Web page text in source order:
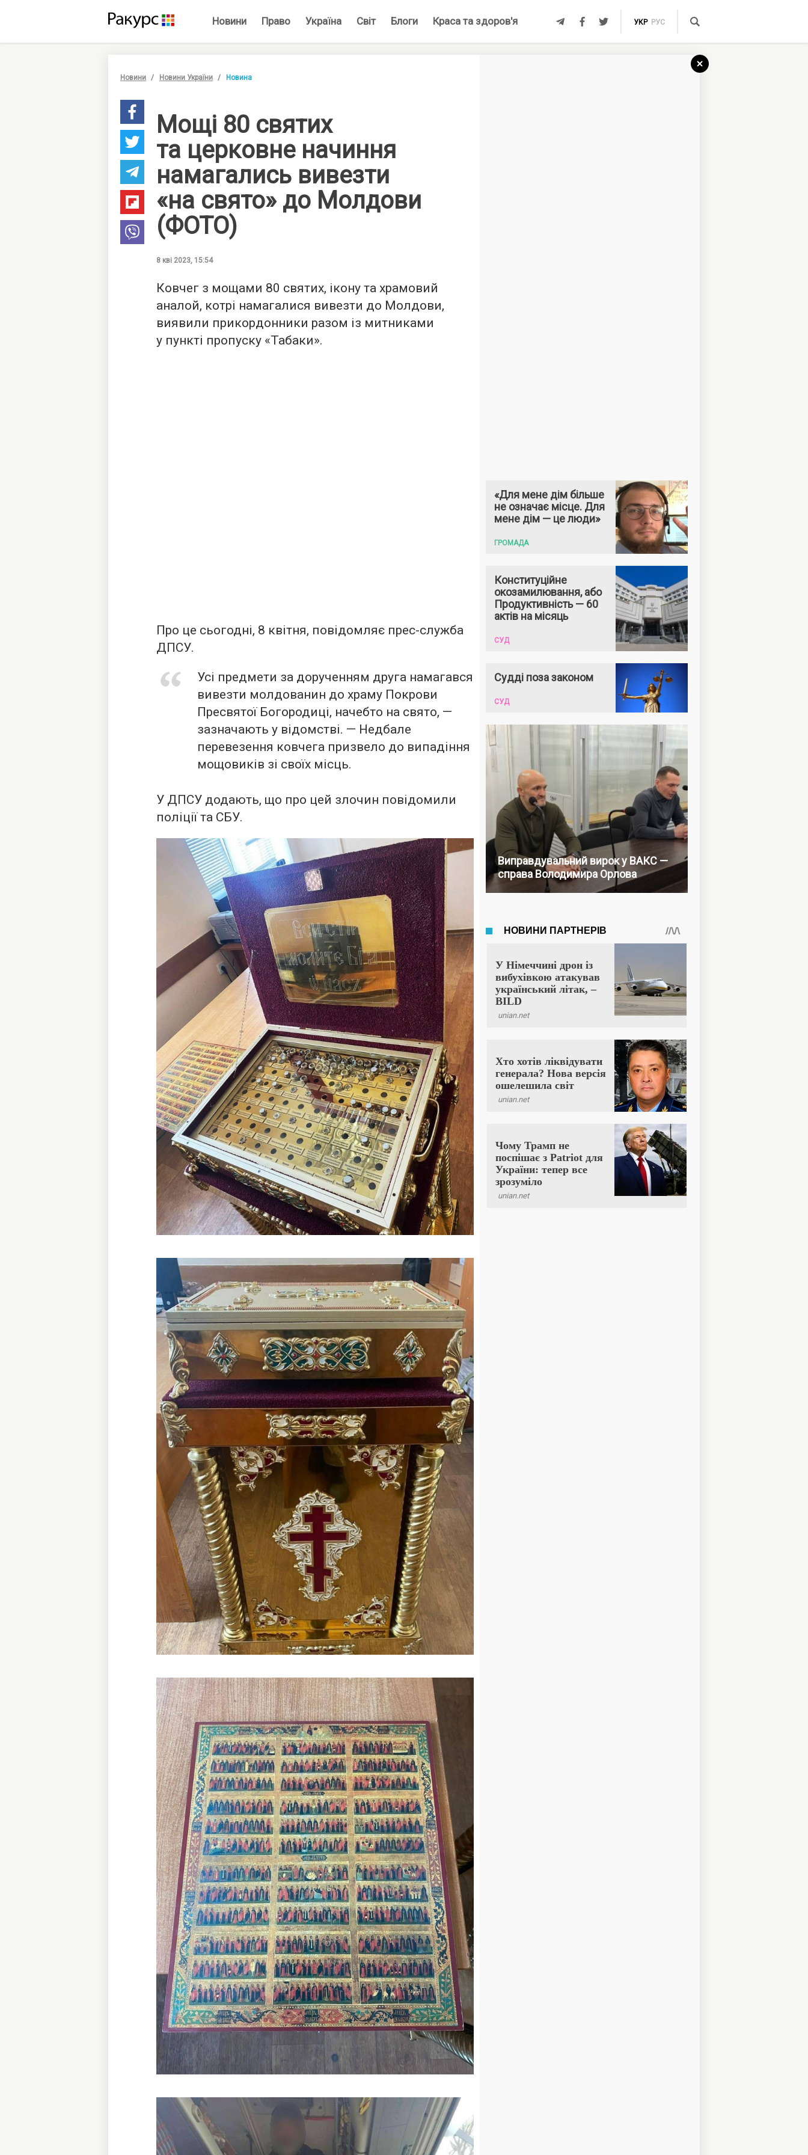
Новини Право Україна Світ Блоги Краса та здоров'я УКР РУС
Новини Новини України Новина
Мощі 80 святих
та церковне начиння
намагались вивезти
«на свято» до Молдови
(ФОТО)
8 кві 2023, 15:54
Ковчег з мощами 80 святих, ікону та храмовий
аналой, котрі намагалися вивезти до Молдови,
виявили прикордонники разом із митниками
у пункті пропуску «Табаки».
Про це сьогодні, 8 квітня, повідомляє прес-служба
ДПСУ.
Усі предмети за дорученням друга намагався
вивезти молдованин до храму Покрови
Пресвятої Богородиці, начебто на свято, —
зазначають у відомстві. — Недбале
перевезення ковчега призвело до випадіння
мощовиків зі своїх місць.
У ДПСУ додають, що про цей злочин повідомили
поліції та СБУ.
«Для мене дім більше
не означає місце. Для
мене дім — це люди»
ГРОМАДА
Конституційне
окозамилювання, або
Продуктивність — 60
актів на місяць
СУД
Судді поза законом
СУД
Виправдувальний вирок у ВАКС —
справа Володимира Орлова